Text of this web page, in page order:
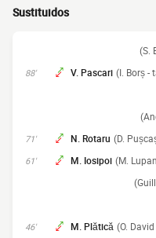
Sustituidos
(S.
88' V. Pascari (I. Borș -
71' N. Rotaru (D.
61' M. Iosipoi (M.
46' M. Plătică (O.